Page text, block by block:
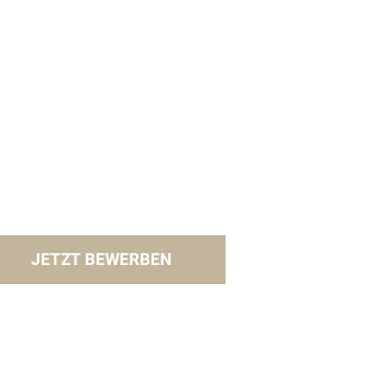
JETZT BEWERBEN